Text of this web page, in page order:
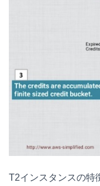
T2インスタンスの特